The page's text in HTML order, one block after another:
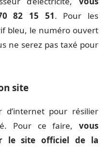
82 15 51. Pour les
bleu, le numéro ouvert
ne serez pas taxé pour
site
d’internet pour résilier
Pour ce faire, vous
le site officiel de la